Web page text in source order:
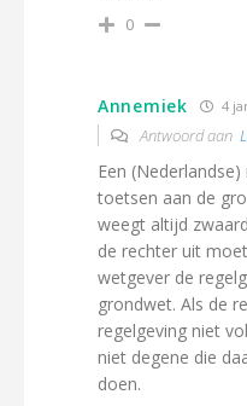
0
Annemiek 4
Antwoord aan
Een
toetsen aan de
weegt altijd
de rechter uit
wetgever de
grondwet. Als de
regelgeving niet
niet degene die
doen.